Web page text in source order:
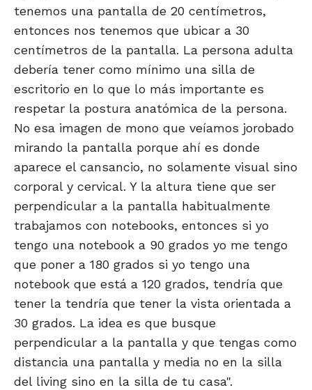
tenemos una pantalla de 20 centímetros,
entonces nos tenemos que ubicar a 30
centímetros de la pantalla. La persona adulta
debería tener como mínimo una silla de
escritorio en lo que lo más importante es
respetar la postura anatómica de la persona.
No esa imagen de mono que veíamos jorobado
mirando la pantalla porque ahí es donde
aparece el cansancio, no solamente visual sino
corporal y cervical. Y la altura tiene que ser
perpendicular a la pantalla habitualmente
trabajamos con notebooks, entonces si yo
tengo una notebook a 90 grados yo me tengo
que poner a 180 grados si yo tengo una
notebook que está a 120 grados, tendría que
tener la tendría que tener la vista orientada a
30 grados. La idea es que busque
perpendicular a la pantalla y que tengas como
distancia una pantalla y media no en la silla
del living sino en la silla de tu casa".